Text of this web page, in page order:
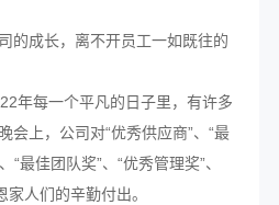
的成长，离不开员工一如既往的
年每一个平凡的日子里，有许多
会上，公司对“优秀供应商”、“最
“最佳团队奖”、“优秀管理奖”、
家人们的辛勤付出。